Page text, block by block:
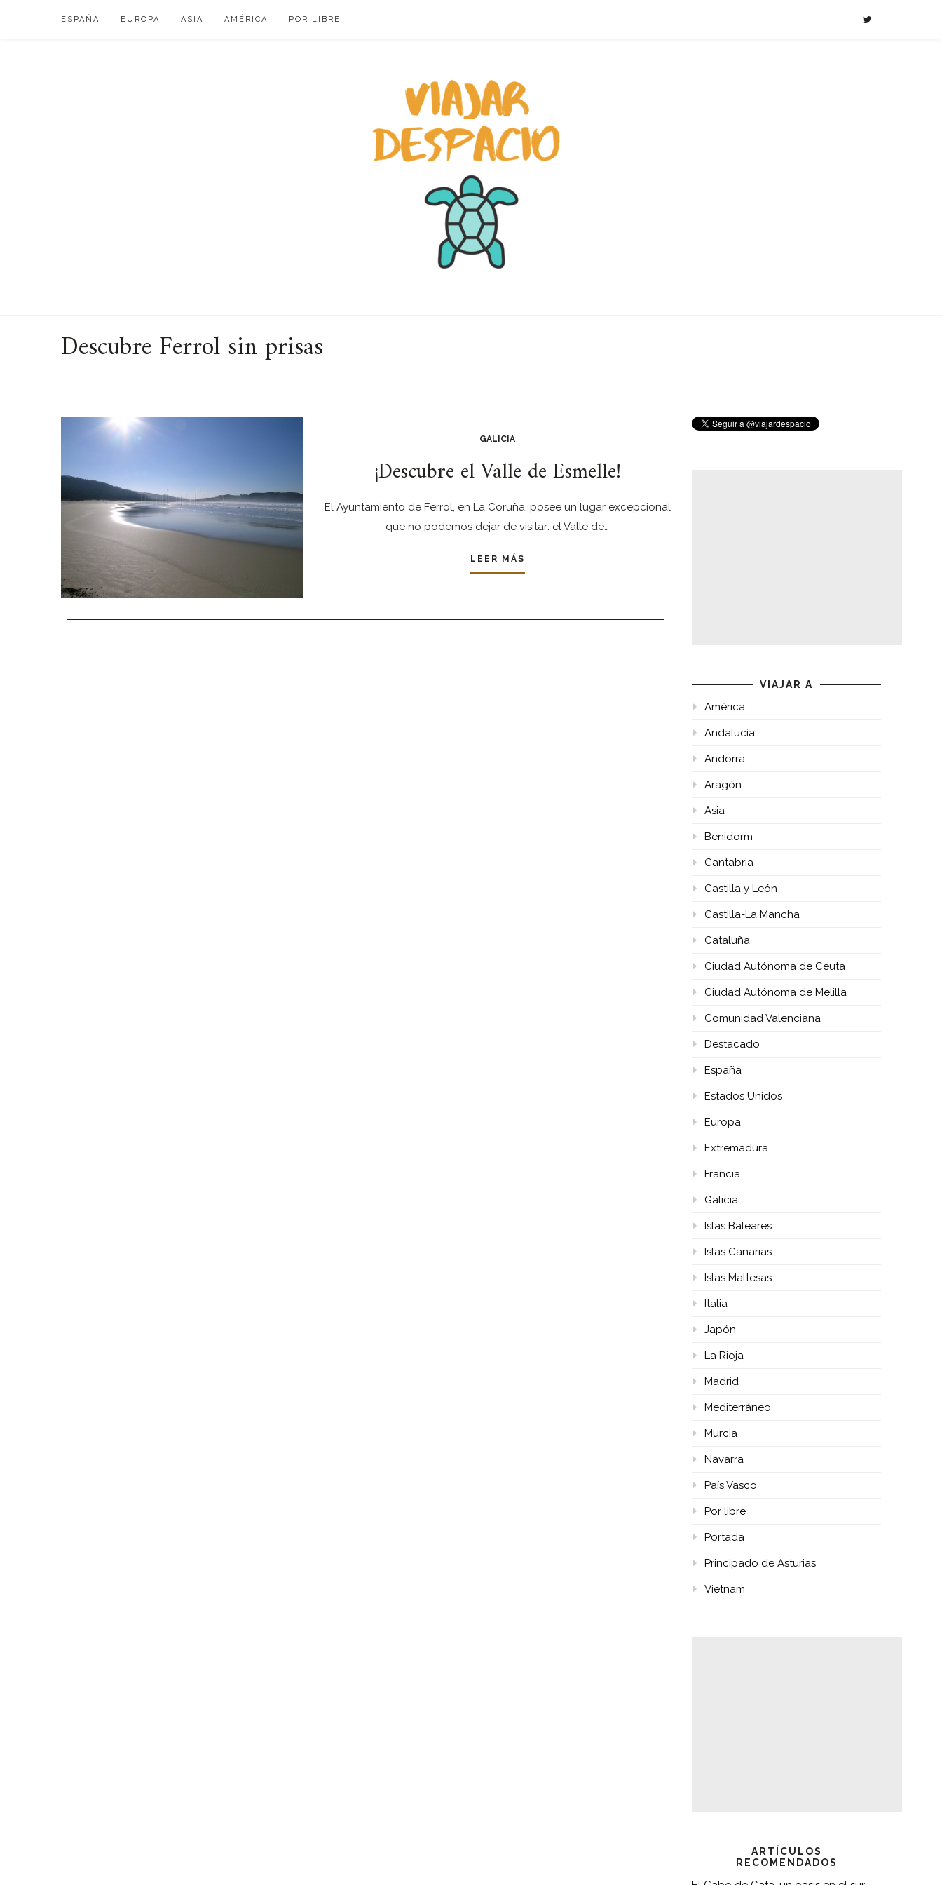
ESPAÑA EUROPA ASIA AMÉRICA POR LIBRE
Descubre Ferrol sin prisas
GALICIA
¡Descubre el Valle de Esmelle!
El Ayuntamiento de Ferrol, en La Coruña, posee un lugar excepcional
que no podemos dejar de visitar: el Valle de…
LEER MÁS
VIAJAR A
América
Andalucía
Andorra
Aragón
Asia
Benidorm
Cantabria
Castilla y León
Castilla-La Mancha
Cataluña
Ciudad Autónoma de Ceuta
Ciudad Autónoma de Melilla
Comunidad Valenciana
Destacado
España
Estados Unidos
Europa
Extremadura
Francia
Galicia
Islas Baleares
Islas Canarias
Islas Maltesas
Italia
Japón
La Rioja
Madrid
Mediterráneo
Murcia
Navarra
País Vasco
Por libre
Portada
Principado de Asturias
Vietnam
ARTÍCULOS
RECOMENDADOS